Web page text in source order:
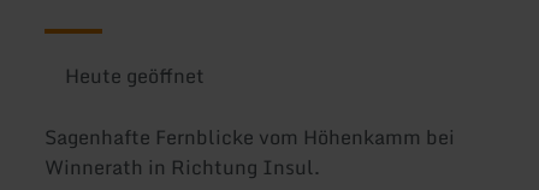
Heute geöffnet
Sagenhafte Fernblicke vom Höhenkamm bei
Winnerath in Richtung Insul.